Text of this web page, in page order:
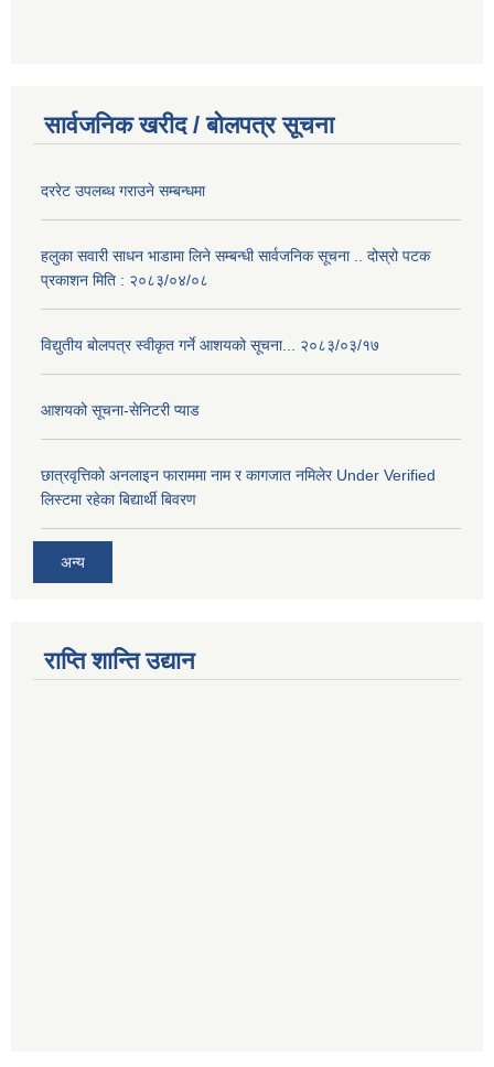
सार्वजनिक खरीद / बोलपत्र सूचना
दररेट उपलब्ध गराउने सम्बन्धमा
हलुका सवारी साधन भाडामा लिने सम्बन्धी सार्वजनिक सूचना .. दोस्रो पटक
प्रकाशन मिति : २०८३/०४/०८
विद्युतीय बोलपत्र स्वीकृत गर्ने आशयको सूचना... २०८३/०३/१७
आशयको सूचना-सेनिटरी प्याड
छात्रवृत्तिको अनलाइन फाराममा नाम र कागजात नमिलेर Under Verified
लिस्टमा रहेका बिद्यार्थी बिवरण
अन्य
राप्ति शान्ति उद्यान